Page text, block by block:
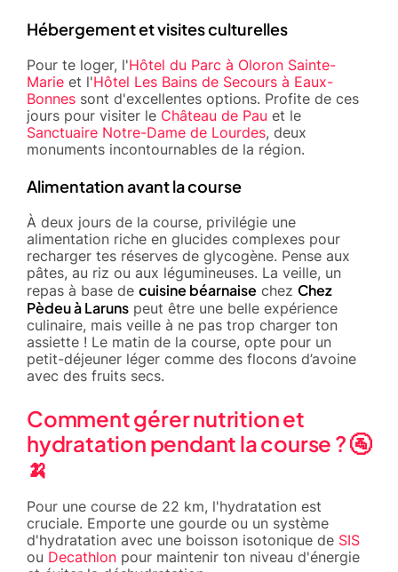
Hébergement et visites culturelles
Pour te loger, l'Hôtel du Parc à Oloron Sainte-
Marie et l'Hôtel Les Bains de Secours à Eaux-
Bonnes sont d'excellentes options. Profite de ces
jours pour visiter le Château de Pau et le
Sanctuaire Notre-Dame de Lourdes, deux
monuments incontournables de la région.
Alimentation avant la course
À deux jours de la course, privilégie une
alimentation riche en glucides complexes pour
recharger tes réserves de glycogène. Pense aux
pâtes, au riz ou aux légumineuses. La veille, un
repas à base de cuisine béarnaise chez Chez
Pèdeu à Laruns peut être une belle expérience
culinaire, mais veille à ne pas trop charger ton
assiette ! Le matin de la course, opte pour un
petit-déjeuner léger comme des flocons d’avoine
avec des fruits secs.
Comment gérer nutrition et
hydratation pendant la course ? 🚰
🍌
Pour une course de 22 km, l'hydratation est
cruciale. Emporte une gourde ou un système
d'hydratation avec une boisson isotonique de SIS
ou Decathlon pour maintenir ton niveau d'énergie